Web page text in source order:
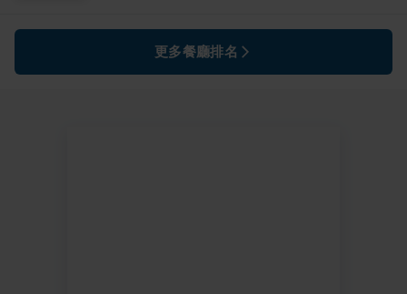
更多餐廳排名